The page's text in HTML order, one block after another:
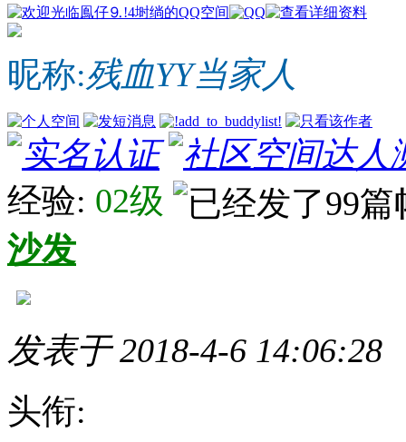
昵称:残血YY当家人
经验: 02级
沙发
发表于 2018-4-6 14:06:28
头衔: